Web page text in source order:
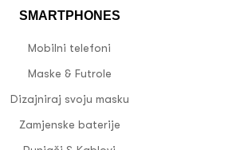
SMARTPHONES
Mobilni telefoni
Maske & Futrole
Dizajniraj svoju masku
Zamjenske baterije